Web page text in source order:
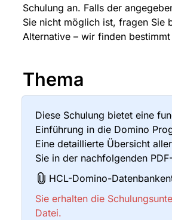
Schulung an. Falls der
Sie nicht möglich ist, fragen Sie
Alternative – wir finden
Thema
Diese Schulung bietet eine
Einführung in die Domino
Eine detaillierte Übersicht
Sie in der nachfolgenden
HCL-Domino-
Sie erhalten die
Datei.